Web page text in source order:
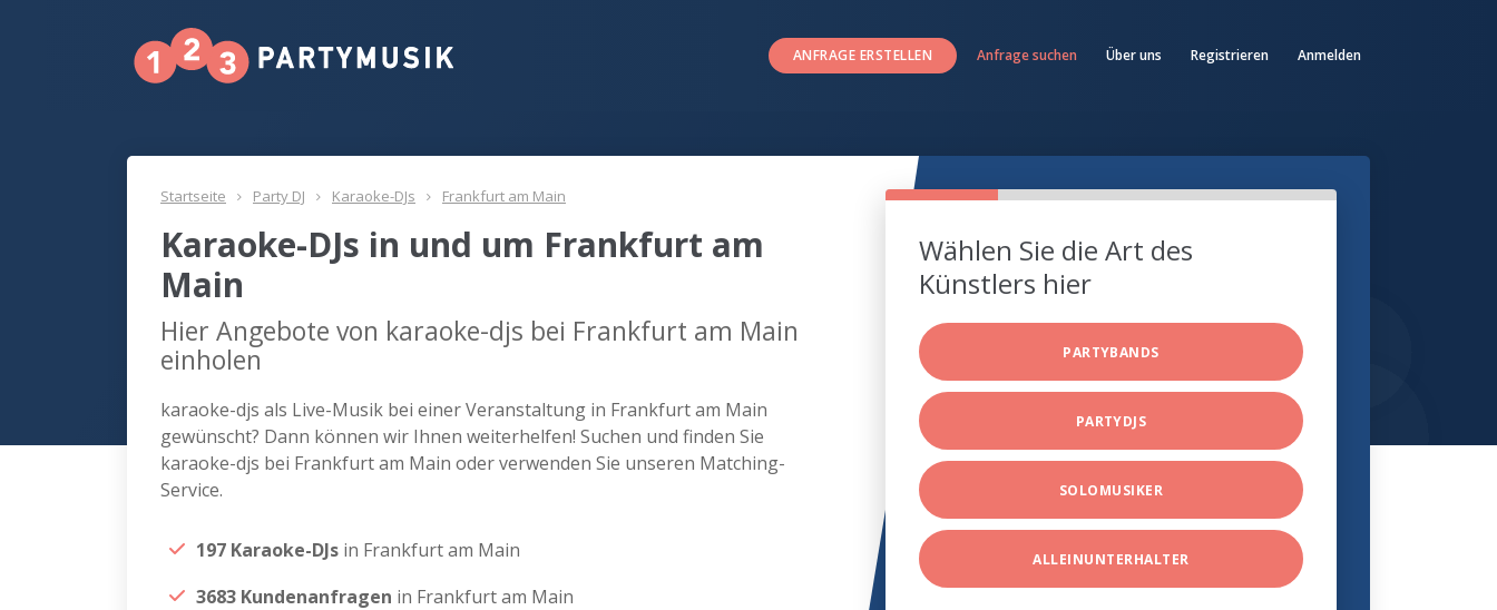
ANFRAGE ERSTELLEN Anfrage suchen Über uns Registrieren Anmelden
Startseite Party DJ Karaoke-DJs Frankfurt am Main
Karaoke-DJs in und um Frankfurt am
Main
Hier Angebote von karaoke-djs bei Frankfurt am Main
einholen
karaoke-djs als Live-Musik bei einer Veranstaltung in Frankfurt am Main
gewünscht? Dann können wir Ihnen weiterhelfen! Suchen und finden Sie
karaoke-djs bei Frankfurt am Main oder verwenden Sie unseren Matching-
Service.
197 Karaoke-DJs in Frankfurt am Main
3683 Kundenanfragen in Frankfurt am Main
Wählen Sie die Art des
Künstlers hier
PARTYBANDS
PARTYDJS
SOLOMUSIKER
ALLEINUNTERHALTER